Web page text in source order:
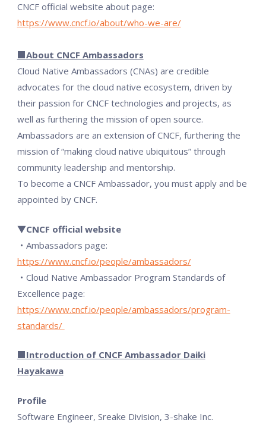
CNCF official website about page:
https://www.cncf.io/about/who-we-are/
■About CNCF Ambassadors
Cloud Native Ambassadors (CNAs) are credible
advocates for the cloud native ecosystem, driven by
their passion for CNCF technologies and projects, as
well as furthering the mission of open source.
Ambassadors are an extension of CNCF, furthering the
mission of “making cloud native ubiquitous” through
community leadership and mentorship.
To become a CNCF Ambassador, you must apply and be
appointed by CNCF.
▼CNCF official website
・Ambassadors page:
https://www.cncf.io/people/ambassadors/
・Cloud Native Ambassador Program Standards of
Excellence page:
https://www.cncf.io/people/ambassadors/program-
standards/
■Introduction of CNCF Ambassador Daiki
Hayakawa
Profile
Software Engineer, Sreake Division, 3-shake Inc.